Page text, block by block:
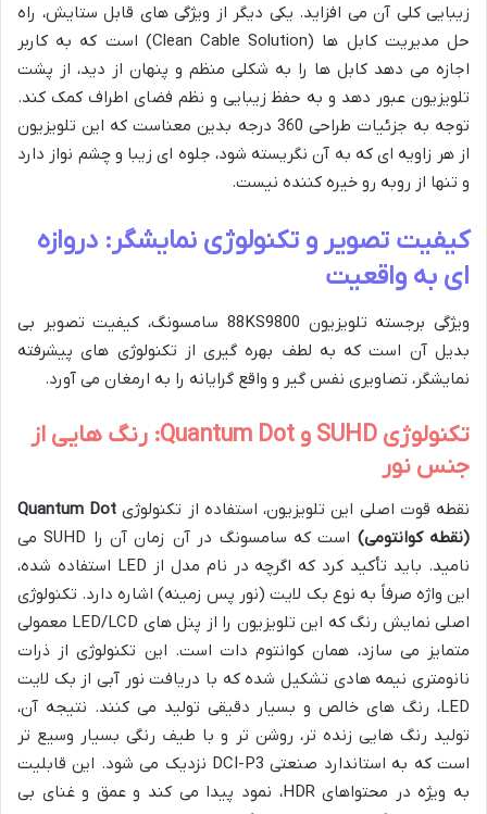
زیبایی کلی آن می افزاید. یکی دیگر از ویژگی های قابل ستایش، راه
حل مدیریت کابل ها (Clean Cable Solution) است که به کاربر
اجازه می دهد کابل ها را به شکلی منظم و پنهان از دید، از پشت
تلویزیون عبور دهد و به حفظ زیبایی و نظم فضای اطراف کمک کند.
توجه به جزئیات طراحی 360 درجه بدین معناست که این تلویزیون
از هر زاویه ای که به آن نگریسته شود، جلوه ای زیبا و چشم نواز دارد
و تنها از روبه رو خیره کننده نیست.
کیفیت تصویر و تکنولوژی نمایشگر: دروازه
ای به واقعیت
ویژگی برجسته تلویزیون 88KS9800 سامسونگ، کیفیت تصویر بی
بدیل آن است که به لطف بهره گیری از تکنولوژی های پیشرفته
نمایشگر، تصاویری نفس گیر و واقع گرایانه را به ارمغان می آورد.
تکنولوژی SUHD و Quantum Dot: رنگ هایی از
جنس نور
نقطه قوت اصلی این تلویزیون، استفاده از تکنولوژی Quantum Dot
(نقطه کوانتومی)
است که سامسونگ در آن زمان آن را SUHD می
نامید. باید تأکید کرد که اگرچه در نام مدل از LED استفاده شده،
این واژه صرفاً به نوع بک لایت (نور پس زمینه) اشاره دارد. تکنولوژی
اصلی نمایش رنگ که این تلویزیون را از پنل های LED/LCD معمولی
متمایز می سازد، همان کوانتوم دات است. این تکنولوژی از ذرات
نانومتری نیمه هادی تشکیل شده که با دریافت نور آبی از بک لایت
LED، رنگ های خالص و بسیار دقیقی تولید می کنند. نتیجه آن،
تولید رنگ هایی زنده تر، روشن تر و با طیف رنگی بسیار وسیع تر
است که به استاندارد صنعتی DCI-P3 نزدیک می شود. این قابلیت
به ویژه در محتواهای HDR، نمود پیدا می کند و عمق و غنای بی